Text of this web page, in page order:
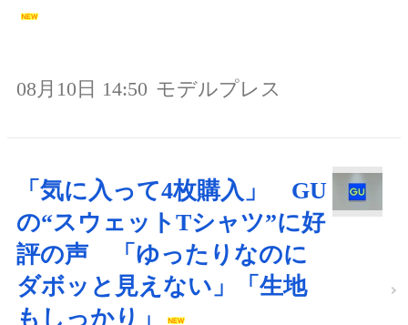
08月10日 14:50 モデルプレス
「気に入って4枚購入」 GU
の“スウェットTシャツ”に好
評の声 「ゆったりなのに
ダボッと見えない」「生地
もしっかり」